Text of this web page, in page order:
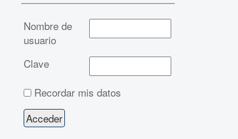
Nombre de
usuario
Clave
Recordar mis datos